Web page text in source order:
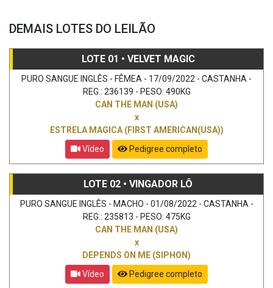
DEMAIS LOTES DO LEILÃO
LOTE 01 • VELVET MAGIC
PURO SANGUE INGLÊS - FÊMEA - 17/09/2022 - CASTANHA -
REG.: 236139 - PESO: 490KG
CAN THE MAN (USA)
x
ESTRELA MAGICA (FIRST AMERICAN(USA))
Vídeo
Pedigree completo
LOTE 02 • VINGADOR LÔ
PURO SANGUE INGLÊS - MACHO - 01/08/2022 - CASTANHA -
REG.: 235813 - PESO: 475KG
CAN THE MAN (USA)
x
DEPENDS ON ME (SIPHON)
Vídeo
Pedigree completo